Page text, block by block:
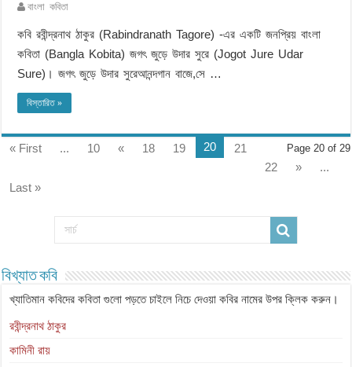
বাংলা কবিতা
কবি রবীন্দ্রনাথ ঠাকুর (Rabindranath Tagore) -এর একটি জনপ্রিয় বাংলা
কবিতা (Bangla Kobita) জগৎ জুড়ে উদার সুরে (Jogot Jure Udar
Sure)। জগৎ জুড়ে উদার সুরেআনন্দগান বাজে,সে …
বিস্তারিত »
Page 20 of 29
« First ... 10 « 18 19 20
21
22
»
...
Last »
বিখ্যাত কবি
খ্যাতিমান কবিদের কবিতা গুলো পড়তে চাইলে নিচে দেওয়া কবির নামের উপর ক্লিক করুন।
রবীন্দ্রনাথ ঠাকুর
কামিনী রায়